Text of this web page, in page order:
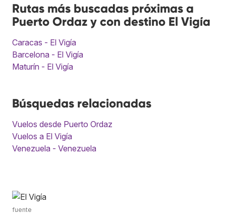
Rutas más buscadas próximas a
Puerto Ordaz y con destino El Vigía
Caracas - El Vigía
Barcelona - El Vigía
Maturín - El Vigía
Búsquedas relacionadas
Vuelos desde Puerto Ordaz
Vuelos a El Vigía
Venezuela - Venezuela
fuente